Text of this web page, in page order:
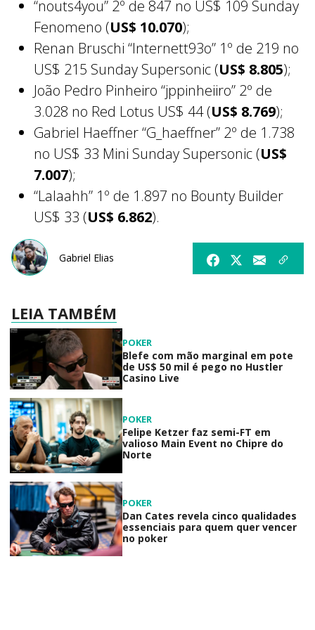
“nouts4you” 2º de 847 no US$ 109 Sunday
Fenomeno (US$ 10.070);
Renan Bruschi “Internett93o” 1º de 219 no
US$ 215 Sunday Supersonic (US$ 8.805);
João Pedro Pinheiro “jppinheiiro” 2º de
3.028 no Red Lotus US$ 44 (US$ 8.769);
Gabriel Haeffner “G_haeffner” 2º de 1.738
no US$ 33 Mini Sunday Supersonic (US$
7.007);
“Lalaahh” 1º de 1.897 no Bounty Builder
US$ 33 (US$ 6.862).
Gabriel Elias
LEIA TAMBÉM
POKER
Blefe com mão marginal em pote
de US$ 50 mil é pego no Hustler
Casino Live
POKER
Felipe Ketzer faz semi-FT em
valioso Main Event no Chipre do
Norte
POKER
Dan Cates revela cinco qualidades
essenciais para quem quer vencer
no poker